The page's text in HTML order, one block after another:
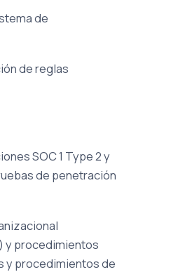
de
de reglas
SOC 1 Type 2 y
de penetración
y procedimientos
y procedimientos de